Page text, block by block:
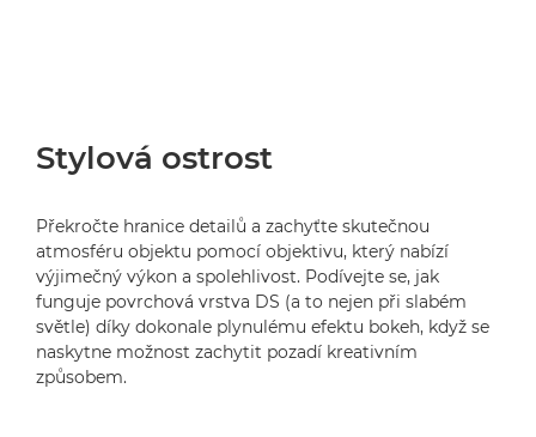
Stylová ostrost
Překročte hranice detailů a zachyťte skutečnou
atmosféru objektu pomocí objektivu, který nabízí
výjimečný výkon a spolehlivost. Podívejte se, jak
funguje povrchová vrstva DS (a to nejen při slabém
světle) díky dokonale plynulému efektu bokeh, když se
naskytne možnost zachytit pozadí kreativním
způsobem.